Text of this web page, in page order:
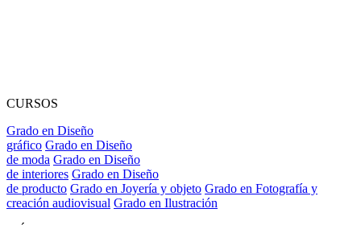
CURSOS
Grado en Diseño
gráfico Grado en Diseño
de moda Grado en Diseño
de interiores Grado en Diseño
de producto Grado en Joyería y objeto Grado en Fotografía y
creación audiovisual Grado en Ilustración